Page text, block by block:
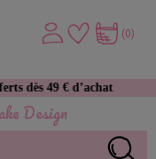
Design
d’achat
(0)